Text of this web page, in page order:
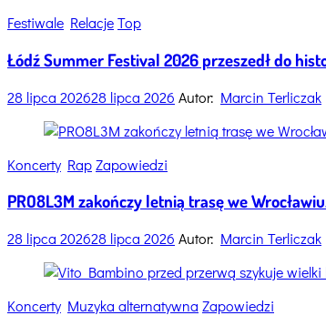
Categories
Festiwale RelacjeTop
Łódź Summer Festival 2026 przeszedł do
28 lipca 202628 lipca 2026 Autor: Marcin Terliczak
Categories
Koncerty RapZapowiedzi
PRO8L3M zakończy letnią trasę we
28 lipca 202628 lipca 2026 Autor: Marcin Terliczak
Categories
Koncerty Muzyka alternatywna Zapowiedzi